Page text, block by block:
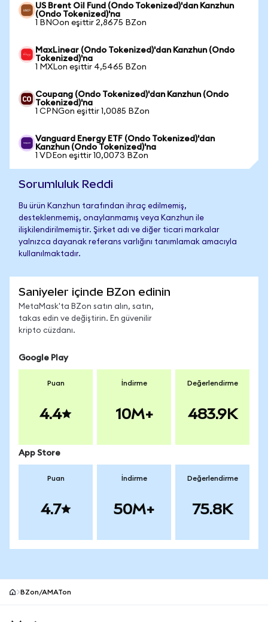
US Brent Oil Fund (Ondo Tokenized)'dan Kanzhun
(Ondo Tokenized)'na
1 BNOon eşittir 2,8675 BZon
MaxLinear (Ondo Tokenized)'dan Kanzhun (Ondo
Tokenized)'na
1 MXLon eşittir 4,5465 BZon
Coupang (Ondo Tokenized)'dan Kanzhun (Ondo
Tokenized)'na
1 CPNGon eşittir 1,0085 BZon
Vanguard Energy ETF (Ondo Tokenized)'dan
Kanzhun (Ondo Tokenized)'na
1 VDEon eşittir 10,0073 BZon
Sorumluluk Reddi
Bu ürün Kanzhun tarafından ihraç edilmemiş,
desteklenmemiş, onaylanmamış veya Kanzhun ile
ilişkilendirilmemiştir. Şirket adı ve diğer ticari markalar
yalnızca dayanak referans varlığını tanımlamak amacıyla
kullanılmaktadır.
Saniyeler içinde BZon edinin
MetaMask'ta BZon satın alın, satın,
takas edin ve değiştirin. En güvenilir
kripto cüzdanı.
Google Play
Puan
4.4
İndirme
10M+
Değerlendirme
483.9K
App Store
Puan
4.7
İndirme
50M+
Değerlendirme
75.8K
BZon/AMATon